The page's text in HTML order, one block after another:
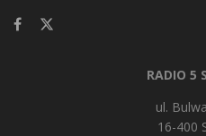
RADIO 5
ul.
16-400